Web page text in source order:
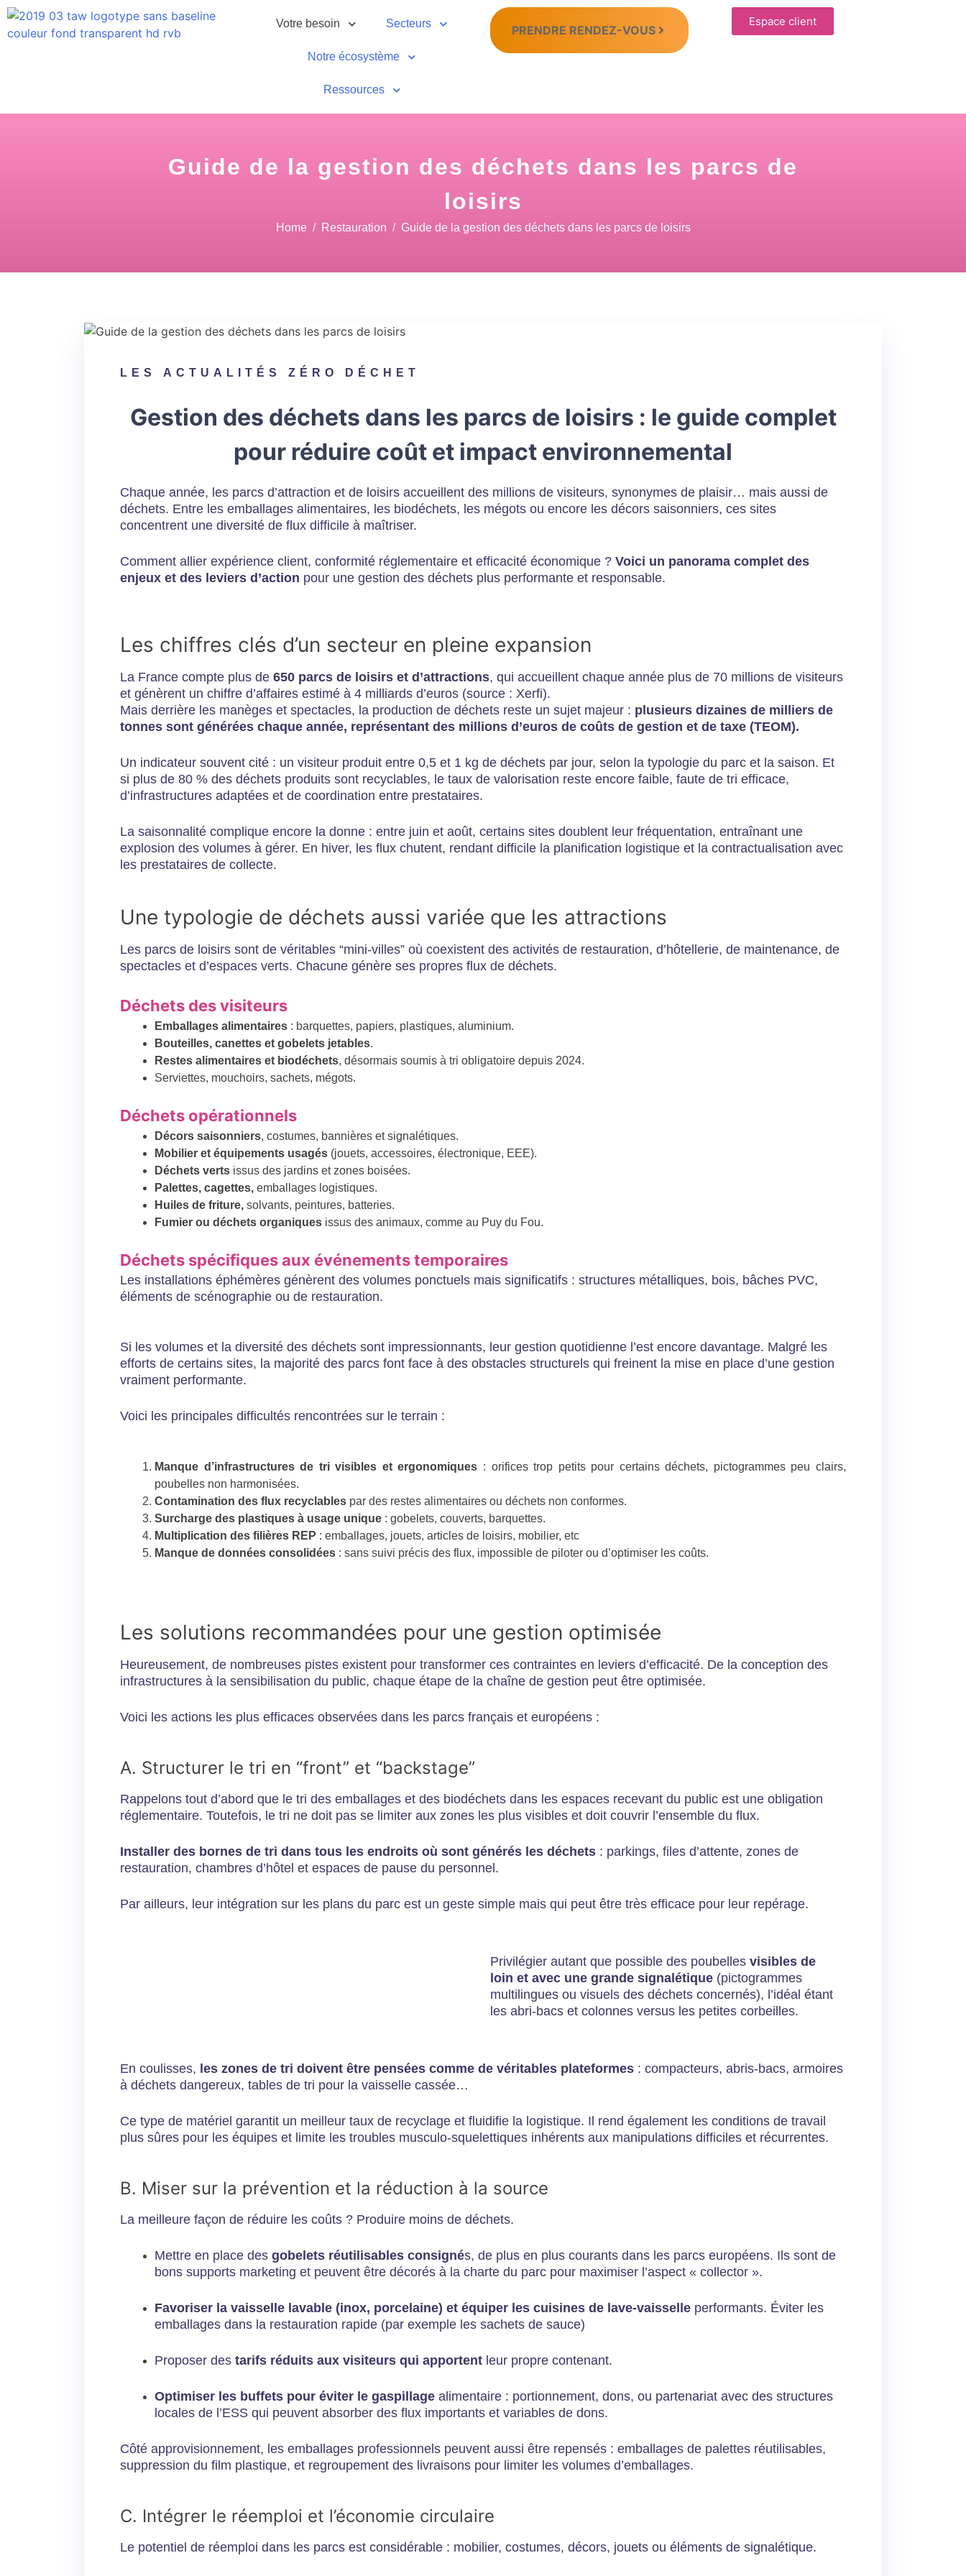
Votre besoin Secteurs
Notre écosystème
Ressources
PRENDRE RENDEZ-VOUS
Espace client
Guide de la gestion des déchets dans les parcs de
loisirs
Home Restauration Guide de la gestion des déchets dans les parcs de loisirs
LES ACTUALITÉS ZÉRO DÉCHET
Gestion des déchets dans les parcs de loisirs : le guide complet
pour réduire coût et impact environnemental
Chaque année, les parcs d’attraction et de loisirs accueillent des millions de visiteurs, synonymes de plaisir… mais aussi de
déchets. Entre les emballages alimentaires, les biodéchets, les mégots ou encore les décors saisonniers, ces sites
concentrent une diversité de flux difficile à maîtriser.
Comment allier expérience client, conformité réglementaire et efficacité économique ? Voici un panorama complet des
enjeux et des leviers d’action pour une gestion des déchets plus performante et responsable.
Les chiffres clés d’un secteur en pleine expansion
La France compte plus de 650 parcs de loisirs et d’attractions, qui accueillent chaque année plus de 70 millions de visiteurs
et génèrent un chiffre d’affaires estimé à 4 milliards d’euros (source : Xerfi).
Mais derrière les manèges et spectacles, la production de déchets reste un sujet majeur : plusieurs dizaines de milliers de
tonnes sont générées chaque année, représentant des millions d’euros de coûts de gestion et de taxe (TEOM).
Un indicateur souvent cité : un visiteur produit entre 0,5 et 1 kg de déchets par jour, selon la typologie du parc et la saison. Et
si plus de 80 % des déchets produits sont recyclables, le taux de valorisation reste encore faible, faute de tri efficace,
d’infrastructures adaptées et de coordination entre prestataires.
La saisonnalité complique encore la donne : entre juin et août, certains sites doublent leur fréquentation, entraînant une
explosion des volumes à gérer. En hiver, les flux chutent, rendant difficile la planification logistique et la contractualisation avec
les prestataires de collecte.
Une typologie de déchets aussi variée que les attractions
Les parcs de loisirs sont de véritables “mini-villes” où coexistent des activités de restauration, d’hôtellerie, de maintenance, de
spectacles et d’espaces verts. Chacune génère ses propres flux de déchets.
Déchets des visiteurs
Emballages alimentaires : barquettes, papiers, plastiques, aluminium.
Bouteilles, canettes et gobelets jetables.
Restes alimentaires et biodéchets, désormais soumis à tri obligatoire depuis 2024.
Serviettes, mouchoirs, sachets, mégots.
Déchets opérationnels
Décors saisonniers, costumes, bannières et signalétiques.
Mobilier et équipements usagés (jouets, accessoires, électronique, EEE).
Déchets verts issus des jardins et zones boisées.
Palettes, cagettes, emballages logistiques.
Huiles de friture, solvants, peintures, batteries.
Fumier ou déchets organiques issus des animaux, comme au Puy du Fou.
Déchets spécifiques aux événements temporaires
Les installations éphémères génèrent des volumes ponctuels mais significatifs : structures métalliques, bois, bâches PVC,
éléments de scénographie ou de restauration.
Si les volumes et la diversité des déchets sont impressionnants, leur gestion quotidienne l’est encore davantage. Malgré les
efforts de certains sites, la majorité des parcs font face à des obstacles structurels qui freinent la mise en place d’une gestion
vraiment performante.
Voici les principales difficultés rencontrées sur le terrain :
Manque d’infrastructures de tri visibles et ergonomiques : orifices trop petits pour certains déchets, pictogrammes peu clairs,
poubelles non harmonisées.
Contamination des flux recyclables par des restes alimentaires ou déchets non conformes.
Surcharge des plastiques à usage unique : gobelets, couverts, barquettes.
Multiplication des filières REP : emballages, jouets, articles de loisirs, mobilier, etc
Manque de données consolidées : sans suivi précis des flux, impossible de piloter ou d’optimiser les coûts.
Les solutions recommandées pour une gestion optimisée​
Heureusement, de nombreuses pistes existent pour transformer ces contraintes en leviers d’efficacité. De la conception des
infrastructures à la sensibilisation du public, chaque étape de la chaîne de gestion peut être optimisée.
Voici les actions les plus efficaces observées dans les parcs français et européens :
A. Structurer le tri en “front” et “backstage”​
Rappelons tout d’abord que le tri des emballages et des biodéchets dans les espaces recevant du public est une obligation
réglementaire. Toutefois, le tri ne doit pas se limiter aux zones les plus visibles et doit couvrir l’ensemble du flux.
Installer des bornes de tri dans tous les endroits où sont générés les déchets : parkings, files d’attente, zones de
restauration, chambres d’hôtel et espaces de pause du personnel.
Par ailleurs, leur intégration sur les plans du parc est un geste simple mais qui peut être très efficace pour leur repérage.
Privilégier autant que possible des poubelles visibles de
loin et avec une grande signalétique (pictogrammes
multilingues ou visuels des déchets concernés), l’idéal étant
les abri-bacs et colonnes versus les petites corbeilles.
En coulisses, les zones de tri doivent être pensées comme de véritables plateformes : compacteurs, abris-bacs, armoires
à déchets dangereux, tables de tri pour la vaisselle cassée…
Ce type de matériel garantit un meilleur taux de recyclage et fluidifie la logistique. Il rend également les conditions de travail
plus sûres pour les équipes et limite les troubles musculo-squelettiques inhérents aux manipulations difficiles et récurrentes.
B. Miser sur la prévention et la réduction à la source
La meilleure façon de réduire les coûts ? Produire moins de déchets.
Mettre en place des gobelets réutilisables consignés, de plus en plus courants dans les parcs européens. Ils sont de
bons supports marketing et peuvent être décorés à la charte du parc pour maximiser l’aspect « collector ».
Favoriser la vaisselle lavable (inox, porcelaine) et équiper les cuisines de lave-vaisselle performants. Éviter les
emballages dans la restauration rapide (par exemple les sachets de sauce)
Proposer des tarifs réduits aux visiteurs qui apportent leur propre contenant.
Optimiser les buffets pour éviter le gaspillage alimentaire : portionnement, dons, ou partenariat avec des structures
locales de l’ESS qui peuvent absorber des flux importants et variables de dons.
Côté approvisionnement, les emballages professionnels peuvent aussi être repensés : emballages de palettes réutilisables,
suppression du film plastique, et regroupement des livraisons pour limiter les volumes d’emballages.
C. Intégrer le réemploi et l’économie circulaire
Le potentiel de réemploi dans les parcs est considérable : mobilier, costumes, décors, jouets ou éléments de signalétique.